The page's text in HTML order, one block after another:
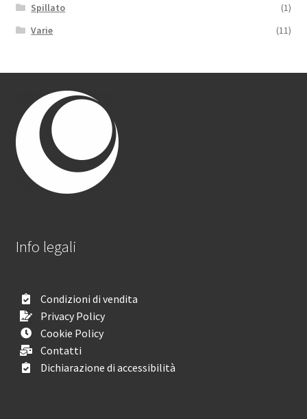
Spillato
(1)
Varie
(11)
Info legali
Condizioni di vendita
Privacy Policy
Cookie Policy
Contatti
Dichiarazione di accessibilità